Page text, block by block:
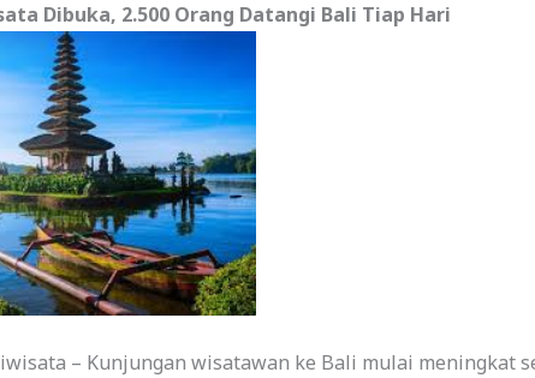
Dibuka, 2.500 Orang Datangi Bali Tiap Hari
– Kunjungan wisatawan ke Bali mulai meningkat